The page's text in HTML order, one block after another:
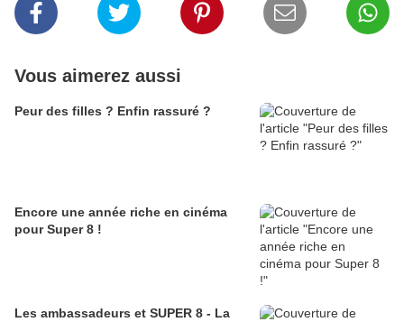
Vous aimerez aussi
Peur des filles ? Enfin rassuré ?
Encore une année riche en cinéma
pour Super 8 !
Les ambassadeurs et SUPER 8 - La